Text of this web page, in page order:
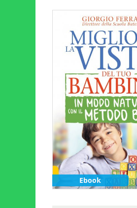
Ebook